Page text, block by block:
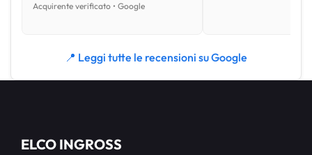
Acquirente verificato • Google
📍 Leggi tutte le recensioni su Google
ELCO INGROSS